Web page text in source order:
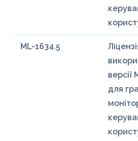
ML-1634.5
версії
для